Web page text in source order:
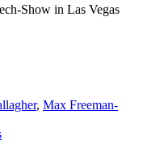
Show in Las Vegas
, Max Freeman-